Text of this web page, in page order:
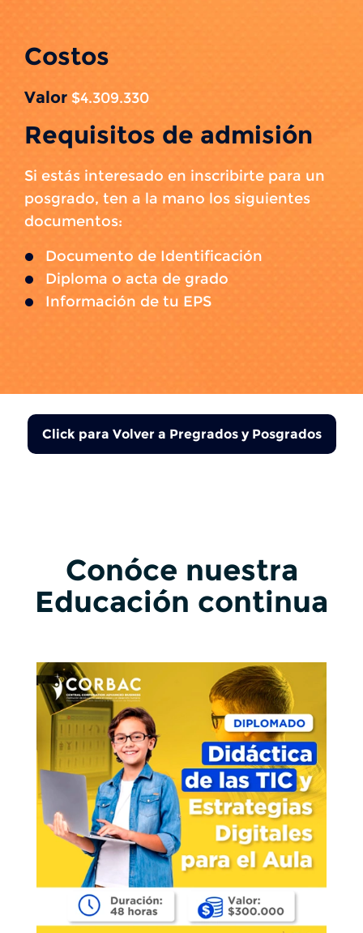
Costos
Valor $4.309.330
Requisitos de admisión
Si estás interesado en inscribirte para un
posgrado, ten a la mano los siguientes
documentos:
Documento de Identificación
Diploma o acta de grado
Información de tu EPS
Click para Volver a Pregrados y Posgrados
Conóce nuestra
Educación continua